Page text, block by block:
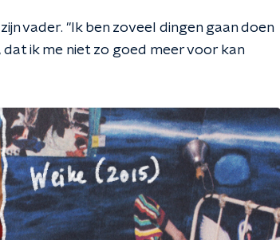
vader. "Ik ben zoveel dingen gaan doen
ik me niet zo goed meer voor kan